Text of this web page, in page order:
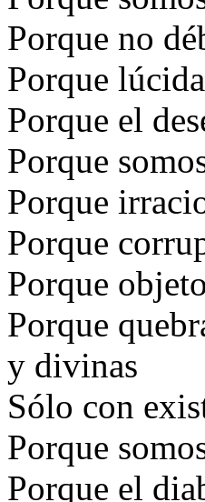
Porque no
Porque
Porque el
Porque
Porque
Porque
Porque
Porque
y divinas
Sólo con
Porque
Porque el